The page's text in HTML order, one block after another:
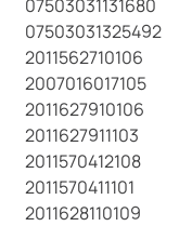
07503031131680
07503031325492
2011562710106
2007016017105
2011627910106
2011627911103
2011570412108
2011570411101
2011628110109